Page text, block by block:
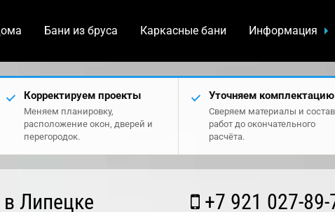
Бани из бруса Каркасные бани Информация
Корректируем проекты
Меняем планировку,
расположение окон, дверей и
перегородок.
Уточняем комплектацию
Сверяем материалы и состав
работ до окончательного
расчёта.
Липецке +7 921 027-89-